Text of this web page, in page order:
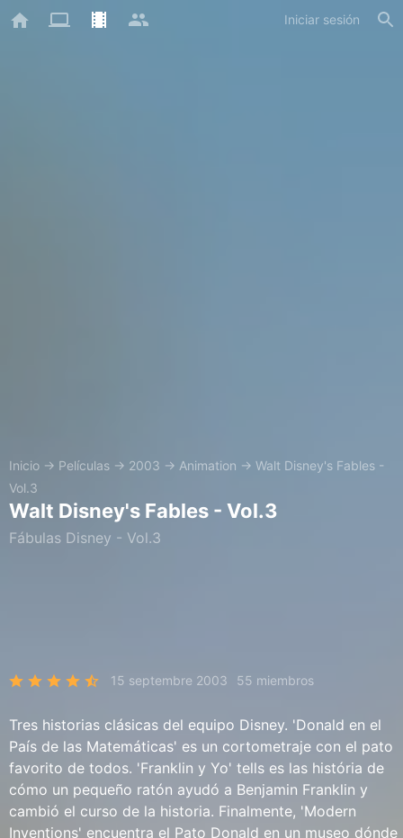
Iniciar sesión
Inicio → Películas → 2003 → Animation → Walt Disney's Fables -
Vol.3
Walt Disney's Fables - Vol.3
Fábulas Disney - Vol.3
15 septembre 2003 55 miembros
Tres historias clásicas del equipo Disney. 'Donald en el
País de las Matemáticas' es un cortometraje con el pato
favorito de todos. 'Franklin y Yo' tells es las história de
cómo un pequeño ratón ayudó a Benjamin Franklin y
cambió el curso de la historia. Finalmente, 'Modern
Inventions' encuentra el Pato Donald en un museo dónde